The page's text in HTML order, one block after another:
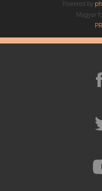
Powered by
Magyar